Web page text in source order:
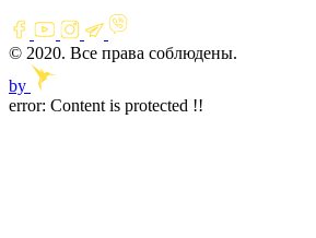
© 2020. Все права соблюдены.
by
error: Content is protected !!